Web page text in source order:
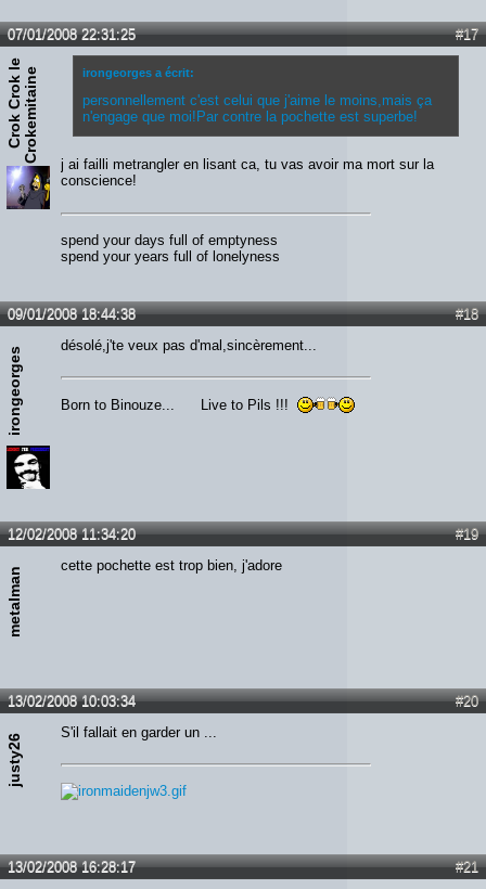
#17
07/01/2008 22:31:25
C
r
o
k
C
r
o
kl
e
C
r
o
k
e
m
i
t
a
i
ne irongeorges a écrit:
personnellement c'est celui que j'aime le moins,mais ça
n'engage que moi!Par contre la pochette est superbe!
j ai failli metrangler en lisant ca, tu vas avoir ma mort sur la
conscience!
spend your days full of emptyness
spend your years full of lonelyness
#18
09/01/2008 18:44:38
irongeorges
désolé,j'te veux pas d'mal,sincèrement...
Born to Binouze... Live to Pils !!!
#19
12/02/2008 11:34:20
metalman
cette pochette est trop bien, j'adore
#20
13/02/2008 10:03:34
justy26
S'il fallait en garder un ...
#21
13/02/2008 16:28:17